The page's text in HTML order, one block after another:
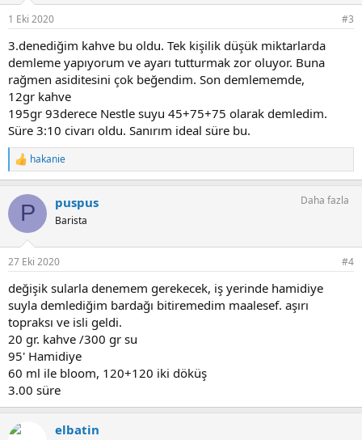
1 Eki 2020 #3
3.denediğim kahve bu oldu. Tek kişilik düşük miktarlarda
demleme yapıyorum ve ayarı tutturmak zor oluyor. Buna
rağmen asiditesini çok beğendim. Son demlememde,
12gr kahve
195gr 93derece Nestle suyu 45+75+75 olarak demledim.
Süre 3:10 civarı oldu. Sanırım ideal süre bu.
T
e
k
l
:
hakanie
P puspus
Barista
Daha fazla
27 Eki 2020 #4
değişik sularla denemem gerekecek, iş yerinde hamidiye
suyla demlediğim bardağı bitiremedim maalesef. aşırı
topraksı ve isli geldi.
20 gr. kahve /300 gr su
95' Hamidiye
60 ml ile bloom, 120+120 iki döküş
3.00 süre
elbatin